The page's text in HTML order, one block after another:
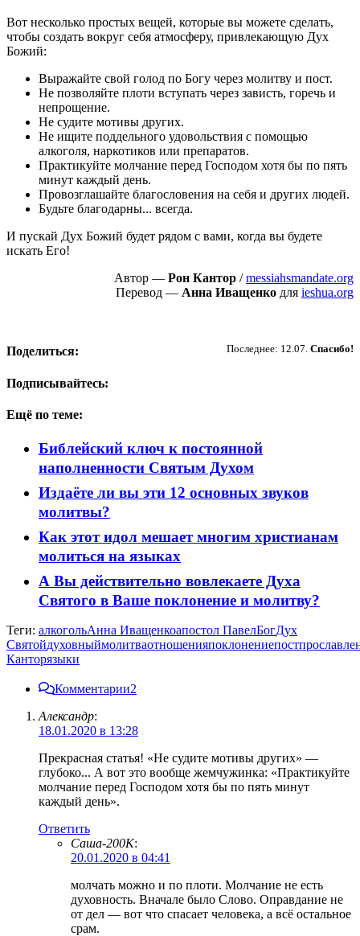
Вот несколько простых вещей, которые вы можете сделать,
чтобы создать вокруг себя атмосферу, привлекающую Дух
Божий:
Выражайте свой голод по Богу через молитву и пост.
Не позволяйте плоти вступать через зависть, горечь и
непрощение.
Не судите мотивы других.
Не ищите поддельного удовольствия с помощью
алкоголя, наркотиков или препаратов.
Практикуйте молчание перед Господом хотя бы по пять
минут каждый день.
Провозглашайте благословения на себя и других людей.
Будьте благодарны... всегда.
И пускай Дух Божий будет рядом с вами, когда вы будете
искать Его!
Автор — Рон Кантор /messiahsmandate.org
Перевод — Анна Иващенко для ieshua.org
Последнее: 12.07. Спасибо!
Поделиться:
Подписывайтесь:
Ещё по теме:
Библейский ключ к постоянной
наполненности Святым Духом
Издаёте ли вы эти 12 основных звуков
молитвы?
Как этот идол мешает многим христианам
молиться на языках
А Вы действительно вовлекаете Духа
Святого в Ваше поклонение и молитву?
Теги: алкогольАнна Иващенкоапостол ПавелБогДух
Святойдуховныймолитваотношенияпоклонениепост
Канторязыки
Комментарии2
Александр:
18.01.2020 в 13:28
Прекрасная статья! «Не судите мотивы других» —
глубоко... А вот это вообще жемчужинка: «Практикуйте
молчание перед Господом хотя бы по пять минут
каждый день».
Ответить
Саша-200К:
20.01.2020 в 04:41
молчать можно и по плоти. Молчание не есть
духовность. Вначале было Слово. Оправдание не
от дел — вот что спасает человека, а всё остальное
срам.